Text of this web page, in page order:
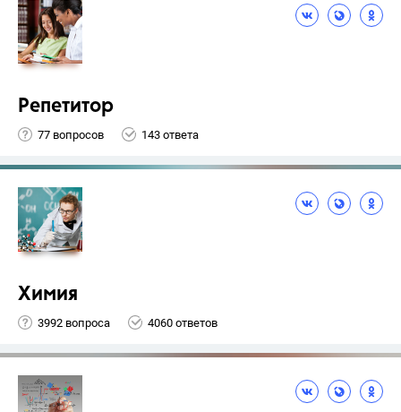
Репетитор
77 вопросов 143 ответа
Химия
3992 вопроса 4060 ответов